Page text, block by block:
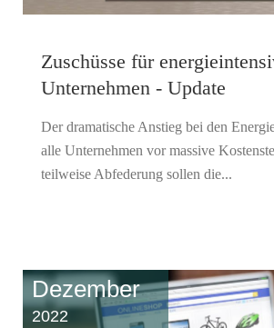
Zuschüsse für
Unternehmen - Update
Der dramatische Anstieg bei den
alle Unternehmen vor massive
teilweise Abfederung sollen die...
Dezember
2022